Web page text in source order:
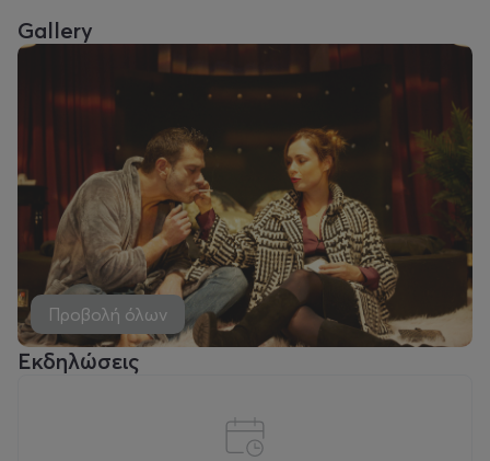
Gallery
Προβολή όλων
Εκδηλώσεις